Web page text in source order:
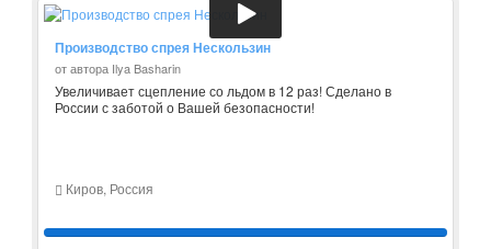
Производство спрея Нескользин
от автора Ilya Basharin
Увеличивает сцепление со льдом в 12 раз! Сделано в
России с заботой о Вашей безопасности!
Киров, Россия